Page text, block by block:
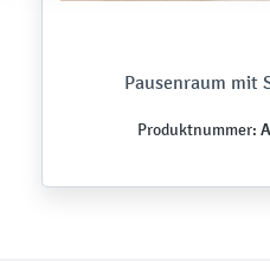
Pausenraum mit
Produktnummer: